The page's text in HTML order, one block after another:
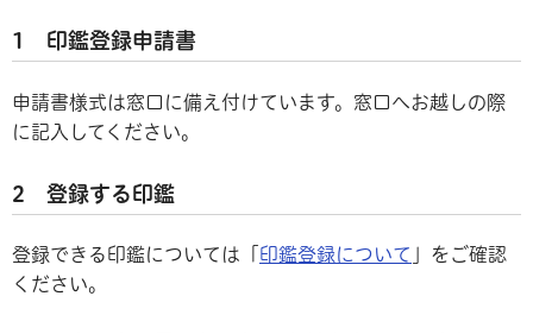
1 印鑑登録申請書
申請書様式は窓口に備え付けています。窓口へお越しの際
に記入してください。
2 登録する印鑑
登録できる印鑑については「 印鑑登録について
」をご確認
ください。